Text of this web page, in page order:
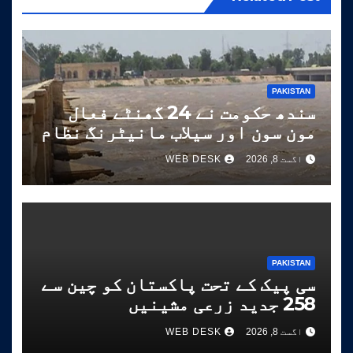
PAKISTAN
سندھ حکومت نے 24 گھنٹے فعال
مون سون اور سیلاب مانیٹرنگ نظام
شروع کر دیا
اگست 8, 2026 WEB DESK
PAKISTAN
سی پیک کے تحت پاکستان کو چین سے
258 جدید زرعی مشینیں
موصول،مقصد زراعت کو جدید خطوط
پر فروغ دینا ہے
اگست 8, 2026 WEB DESK